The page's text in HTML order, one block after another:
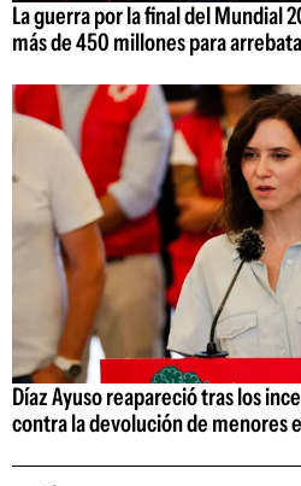
La guerra por la final del Mundial
más de 450 millones para
Díaz Ayuso reapareció tras los
contra la devolución de menores